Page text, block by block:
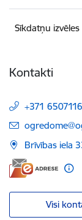
Sīkdatņu izvēles
Kontakti
+371
E-pasts:
Brīvības iela
Visi